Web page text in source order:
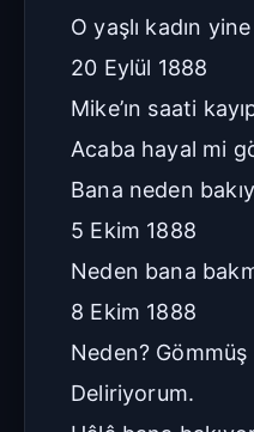
O yaşlı kadın
20 Eylül 1888
Mike’ın saati
Acaba hayal mi
Bana neden
5 Ekim 1888
Neden bana
8 Ekim 1888
Neden?
Deliriyorum.